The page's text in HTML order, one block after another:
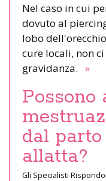
Nel caso in cui
dovuto al
lobo
cure locali, non
gravidanza. »
dal
allatta?
Gli Specialisti